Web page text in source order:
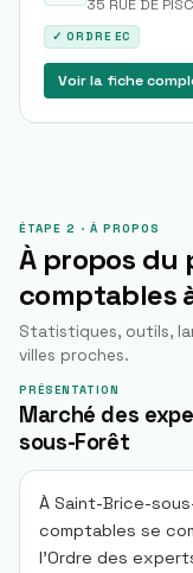
35 RUE DE
✓ ORDRE EC
Voir la fiche
ÉTAPE 2 · À PROPOS
À propos du
comptables
Statistiques, outils,
villes proches.
PRÉSENTATION
Marché des
sous-Forêt
À Saint-Brice-
comptables se
l’Ordre des